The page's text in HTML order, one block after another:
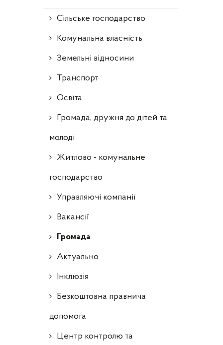
Сільське господарство
Комунальна власність
Земельні відносини
Транспорт
Освіта
Громада, дружня до дітей та
молоді
Житлово - комунальне
господарство
Управляючі компанії
Ваканcії
Громада
Актуально
Інклюзія
Безкоштовна правнича
допомога
Центр контролю та